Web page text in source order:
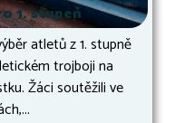
1. stupeň
atletů z 1. stupně
trojboji na
Žáci soutěžili ve